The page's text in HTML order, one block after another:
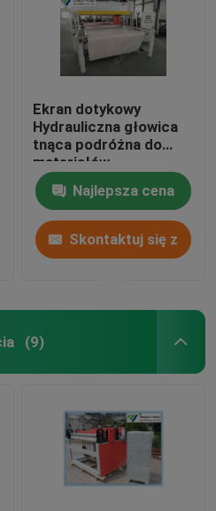
Ekran dotykowy
Hydrauliczna głowica
tnąca podróżna do
materiałów
podłogowych /
miękkich folii
Najlepsza cena
Skontaktuj się z
(9)